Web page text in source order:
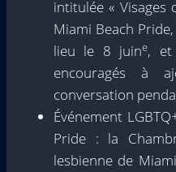
intitulée « Visages
Miami Beach
lieu le 8 juine, et
encouragés à
conversation
Événement
Pride : la
lesbienne de